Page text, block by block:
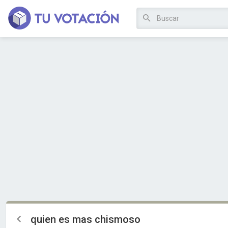
quien es mas chismoso